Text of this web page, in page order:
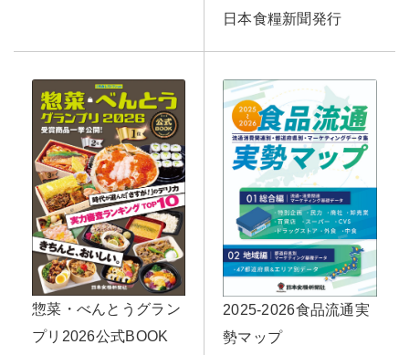
日本食糧新聞発行
惣菜・べんとうグラン
プリ2026公式BOOK
2025-2026食品流通実
勢マップ